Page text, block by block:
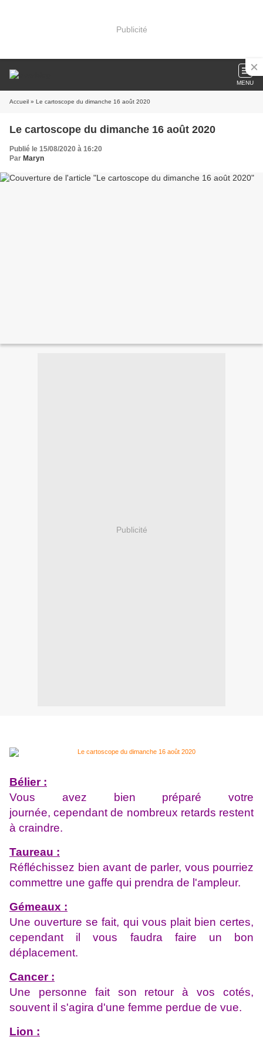
Publicité
MENU
Accueil » Le cartoscope du dimanche 16 août 2020
Le cartoscope du dimanche 16 août 2020
Publié le 15/08/2020 à 16:20
Par Maryn
Publicité
Bélier :
Vous avez bien préparé votre
journée, cependant de nombreux retards restent
à craindre.
Taureau :
Réfléchissez bien avant de parler, vous pourriez
commettre une gaffe qui prendra de l'ampleur.
Gémeaux :
Une ouverture se fait, qui vous plait bien certes,
cependant il vous faudra faire un bon
déplacement.
Cancer :
Une personne fait son retour à vos cotés,
souvent il s'agira d'une femme perdue de vue.
Lion :